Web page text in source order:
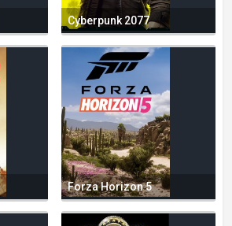
Cyberpunk 2077
Forza Horizon 5